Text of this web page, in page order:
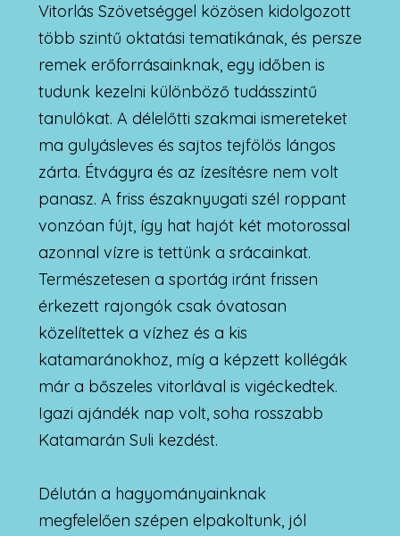
Vitorlás Szövetséggel közösen kidolgozott
több szintű oktatási tematikának, és persze
remek erőforrásainknak, egy időben is
tudunk kezelni különböző tudásszintű
tanulókat. A délelőtti szakmai ismereteket
ma gulyásleves és sajtos tejfölös lángos
zárta. Étvágyra és az ízesítésre nem volt
panasz. A friss északnyugati szél roppant
vonzóan fújt, így hat hajót két motorossal
azonnal vízre is tettünk a srácainkat.
Természetesen a sportág iránt frissen
érkezett rajongók csak óvatosan
közelítettek a vízhez és a kis
katamaránokhoz, míg a képzett kollégák
már a bőszeles vitorlával is vigéckedtek.
Igazi ajándék nap volt, soha rosszabb
Katamarán Suli kezdést.
Délután a hagyományainknak
megfelelően szépen elpakoltunk, jól